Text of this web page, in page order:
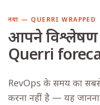
नया — QUERRI WRAPPED
आपने विश्लेषण
Querri
RevOps के समय का सबसे
करना नहीं है — यह